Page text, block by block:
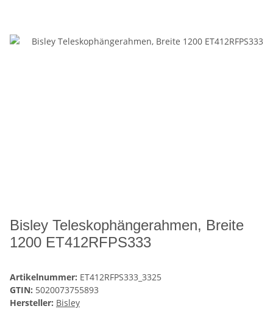
Bisley Teleskophängerahmen, Breite
1200 ET412RFPS333
Artikelnummer: ET412RFPS333_3325
GTIN: 5020073755893
Hersteller: Bisley